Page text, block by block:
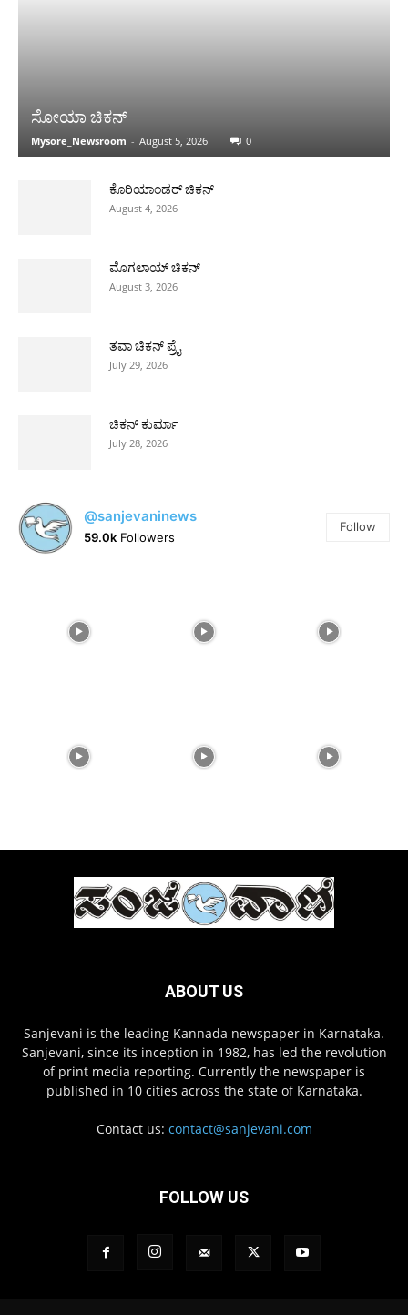
ಸೋಯಾ ಚಿಕನ್
Mysore_Newsroom - August 5, 2026 0
ಕೊರಿಯಾಂಡರ್ ಚಿಕನ್
August 4, 2026
ಮೊಗಲಾಯ್ ಚಿಕನ್
August 3, 2026
ತವಾ ಚಿಕನ್ ಪ್ರೈ
July 29, 2026
ಚಿಕನ್ ಕುರ್ಮಾ
July 28, 2026
@sanjevaninews
59.0k Followers
Follow
ABOUT US
Sanjevani is the leading Kannada newspaper in Karnataka.
Sanjevani, since its inception in 1982, has led the revolution
of print media reporting. Currently the newspaper is
published in 10 cities across the state of Karnataka.
Contact us: contact@sanjevani.com
FOLLOW US